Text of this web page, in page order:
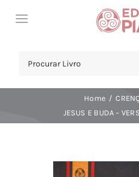
Toggle
Search
Home
JESUS E BUDA –